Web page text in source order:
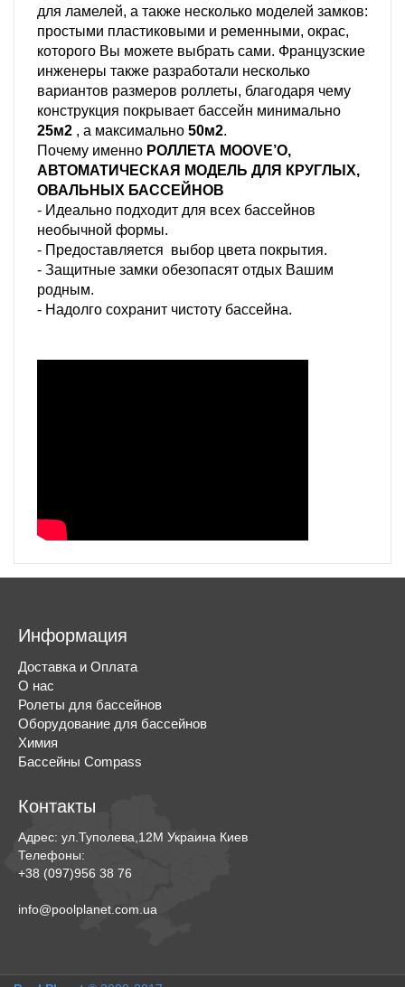
для ламелей, а также несколько моделей замков:
простыми пластиковыми и ременными, окрас,
которого Вы можете выбрать сами. Французские
инженеры также разработали несколько
вариантов размеров роллеты, благодаря чему
конструкция покрывает бассейн минимально
25м2 , а максимально 50м2.
Почему именно РОЛЛЕТА MOOVE’O,
АВТОМАТИЧЕСКАЯ МОДЕЛЬ ДЛЯ КРУГЛЫХ,
ОВАЛЬНЫХ БАССЕЙНОВ
- Идеально подходит для всех бассейнов
необычной формы.
- Предоставляется выбор цвета покрытия.
- Защитные замки обезопасят отдых Вашим
родным.
- Надолго сохранит чистоту бассейна.
Информация
Доставка и Оплата
О нас
Ролеты для бассейнов
Оборудование для бассейнов
Химия
Бассейны Compass
Контакты
Адрес: ул.Туполева,12М Украина Киев
Телефоны:
+38 (097)956 38 76
info@poolplanet.com.ua